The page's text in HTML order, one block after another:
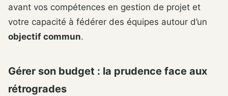
avant vos compétences en gestion de projet et
votre capacité à fédérer des équipes autour d’un
objectif commun.
Gérer son budget : la prudence face aux
rétrogrades